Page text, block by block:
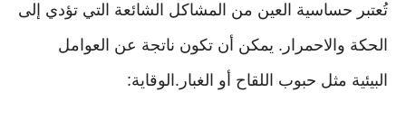
تُعتبر حساسية العين من المشاكل الشائعة التي تؤدي إلى
الحكة والاحمرار. يمكن أن تكون ناتجة عن العوامل
البيئية مثل حبوب اللقاح أو الغبار.الوقاية: